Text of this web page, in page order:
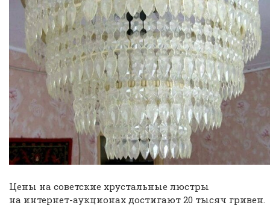
Цены на советские хрустальные люстры
на интернет-аукционах достигают 20 тысяч гривен.